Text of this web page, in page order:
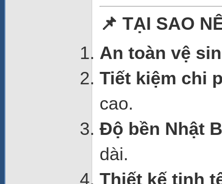
📌 TẠI SAO
An toàn vệ
Tiết kiệm chi
cao.
Độ bền Nhật
dài.
Thiết kế tinh